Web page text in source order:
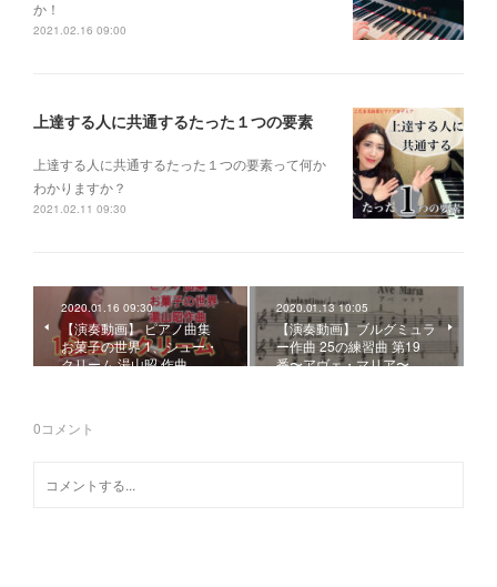
か！
2021.02.16 09:00
上達する人に共通するたった１つの要素
上達する人に共通するたった１つの要素って何か
わかりますか？
2021.02.11 09:30
2020.01.16 09:30
【演奏動画】 ピアノ曲集
お菓子の世界 1、シュー・
クリーム 湯山昭 作曲
2020.01.13 10:05
【演奏動画】ブルグミュラ
ー作曲 25の練習曲 第19
番〜アヴェ・マリア〜
0コメント